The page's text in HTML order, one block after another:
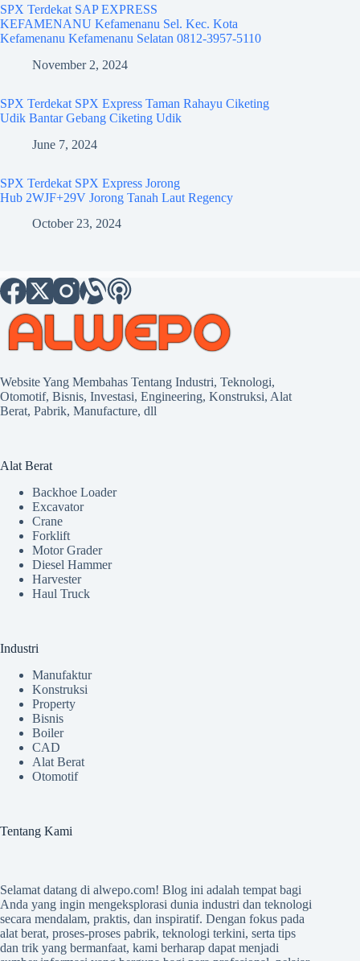
SPX Terdekat SAP EXPRESS
KEFAMENANU Kefamenanu Sel. Kec. Kota
Kefamenanu Kefamenanu Selatan 0812-3957-5110
November 2, 2024
SPX Terdekat SPX Express Taman Rahayu Ciketing
Udik Bantar Gebang Ciketing Udik
June 7, 2024
SPX Terdekat SPX Express Jorong
Hub 2WJF+29V Jorong Tanah Laut Regency
October 23, 2024
Website Yang Membahas Tentang Industri, Teknologi,
Otomotif, Bisnis, Investasi, Engineering, Konstruksi, Alat
Berat, Pabrik, Manufacture, dll
Alat Berat
Backhoe Loader
Excavator
Crane
Forklift
Motor Grader
Diesel Hammer
Harvester
Haul Truck
Industri
Manufaktur
Konstruksi
Property
Bisnis
Boiler
CAD
Alat Berat
Otomotif
Tentang Kami
Selamat datang di alwepo.com! Blog ini adalah tempat bagi
Anda yang ingin mengeksplorasi dunia industri dan teknologi
secara mendalam, praktis, dan inspiratif. Dengan fokus pada
alat berat, proses-proses pabrik, teknologi terkini, serta tips
dan trik yang bermanfaat, kami berharap dapat menjadi